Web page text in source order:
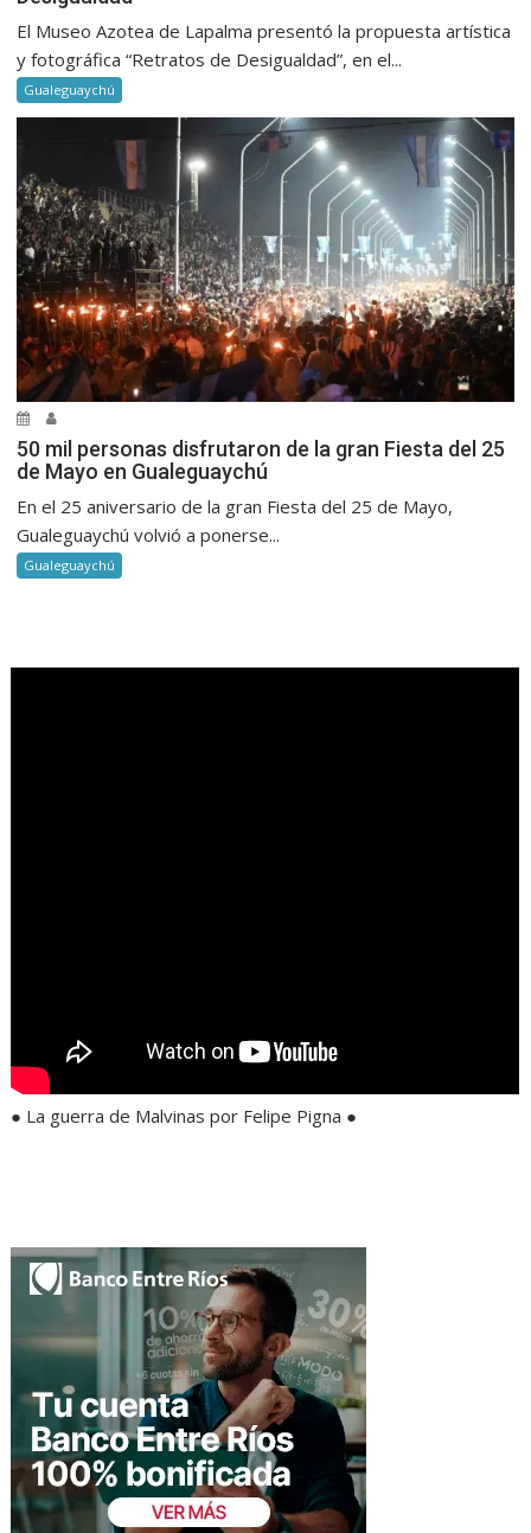
El Museo Azotea de Lapalma presentó la propuesta artística
y fotográfica “Retratos de Desigualdad”, en el...
Gualeguaychú
50 mil personas disfrutaron de la gran Fiesta del 25
de Mayo en Gualeguaychú
En el 25 aniversario de la gran Fiesta del 25 de Mayo,
Gualeguaychú volvió a ponerse...
Gualeguaychú
● La guerra de Malvinas por Felipe Pigna ●